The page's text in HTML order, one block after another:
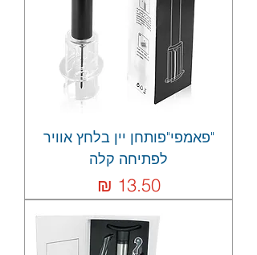
"פאמפי"פותחן יין בלחץ אוויר
לפתיחה קלה
מחיר‏13.50 ‏₪